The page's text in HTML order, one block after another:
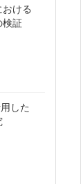
ける
検証
した